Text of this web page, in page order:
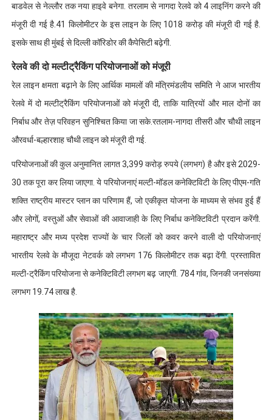
बाडवेल से नेल्लौर तक नया हाइवे बनेगा. तरलाम से नागदा रेलवे को 4 लाइनिंग करने की
मंजूरी दी गई है.41 किलोमीटर के इस लाइन के लिए 1018 करोड़ की मंजूरी दी गई है.
इसके साथ ही मुंबई से दिल्ली कॉरिडोर की कैपेसिटी बढ़ेगी.
रेलवे की दो मल्टीट्रैकिंग परियोजनाओं को मंजूरी
रेल लाइन क्षमता बढ़ाने के लिए आर्थिक मामलों की मंत्रिमंडलीय समिति ने आज भारतीय
रेलवे में दो मल्टीट्रैकिंग परियोजनाओं को मंजूरी दी, ताकि यात्रियों और माल दोनों का
निर्बाध और तेज़ परिवहन सुनिश्चित किया जा सके.रतलाम-नागदा तीसरी और चौथी लाइन
औरवर्धा-बल्हारशाह चौथी लाइन को मंजूरी दी गई.
परियोजनाओं की कुल अनुमानित लागत 3,399 करोड़ रुपये (लगभग) है और इसे 2029-
30 तक पूरा कर लिया जाएगा. ये परियोजनाएं मल्टी-मॉडल कनेक्टिविटी के लिए पीएम-गति
शक्ति राष्ट्रीय मास्टर प्लान का परिणाम हैं, जो एकीकृत योजना के माध्यम से संभव हुई हैं
और लोगों, वस्तुओं और सेवाओं की आवाजाही के लिए निर्बाध कनेक्टिविटी प्रदान करेंगी.
महाराष्ट्र और मध्य प्रदेश राज्यों के चार जिलों को कवर करने वाली दो परियोजनाएं
भारतीय रेलवे के मौजूदा नेटवर्क को लगभग 176 किलोमीटर तक बढ़ा देंगी. प्रस्तावित
मल्टी-ट्रैकिंग परियोजना से कनेक्टिविटी लगभग बढ़ जाएगी. 784 गांव, जिनकी जनसंख्या
लगभग 19.74 लाख है.